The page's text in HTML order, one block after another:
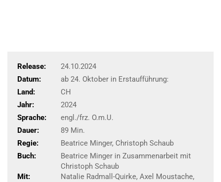
Release:
24.10.2024
Datum:
ab 24. Oktober in Erstaufführung:
Land:
CH
Jahr:
2024
Sprache:
engl./frz. O.m.U.
Dauer:
89 Min.
Regie:
Beatrice Minger, Christoph Schaub
Buch:
Beatrice Minger in Zusammenarbeit mit
Christoph Schaub
Mit:
Natalie Radmall-Quirke, Axel Moustache,